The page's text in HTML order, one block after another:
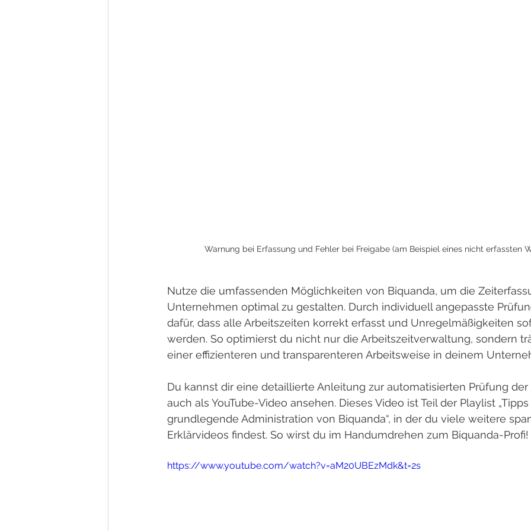
Warnung bei Erfassung und Fehler bei Freigabe (am Beispiel eines nicht erfassten
Nutze die umfassenden Möglichkeiten von Biquanda, um die
Unternehmen optimal zu gestalten. Durch individuell angepasste
dafür, dass alle Arbeitszeiten korrekt erfasst und Unregelmäßigkeiten
werden. So optimierst du nicht nur die Arbeitszeitverwaltung, sondern
einer effizienteren und transparenteren Arbeitsweise in deinem
Du kannst dir eine detaillierte Anleitung zur automatisierten Prüfung der
auch als YouTube-Video ansehen. Dieses Video ist Teil der Playlist
grundlegende Administration von Biquanda“, in der du viele weitere
Erklärvideos findest. So wirst du im Handumdrehen zum Biquanda-Profi!
https://www.youtube.com/watch?v=aM20UBEzMdk&t=2s